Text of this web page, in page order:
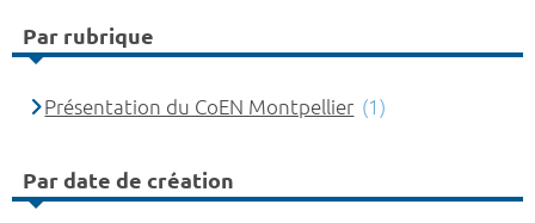
Par rubrique
Présentation du CoEN Montpellier (1)
Par date de création